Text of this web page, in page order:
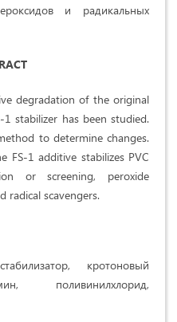
и радикальных
degradation of the original
stabilizer has been studied.
to determine changes.
FS-1 additive stabilizes PVC
or screening, peroxide
radical scavengers.
кротоновый
поливинилхлорид,